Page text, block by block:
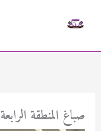
صباغ المنطقة الرابعة 94471713